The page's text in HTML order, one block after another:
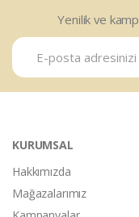
Yenilik ve
KURUMSAL
Hakkımızda
Mağazalarımız